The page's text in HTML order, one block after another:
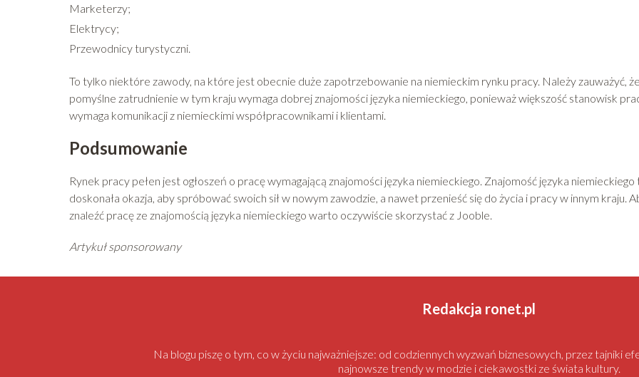
Marketerzy;
Elektrycy;
Przewodnicy turystyczni.
To tylko niektóre zawody, na które jest obecnie duże zapotrzebowanie na niemieckim rynku pracy. Należy zauważyć,
pomyślne zatrudnienie w tym kraju wymaga dobrej znajomości języka niemieckiego, ponieważ większość stanowisk
wymaga komunikacji z niemieckimi współpracownikami i klientami.
Podsumowanie
Rynek pracy pełen jest ogłoszeń o pracę wymagającą znajomości języka niemieckiego. Znajomość języka niemieckiego
doskonała okazja, aby spróbować swoich sił w nowym zawodzie, a nawet przenieść się do życia i pracy w innym kraju.
znaleźć pracę ze znajomością języka niemieckiego warto oczywiście skorzystać z Jooble.
Artykuł sponsorowany
Redakcja ronet.pl
Na blogu piszę o tym, co w życiu najważniejsze: od codziennych wyzwań biznesowych, przez tajniki
najnowsze trendy w modzie i ciekawostki ze świata kultury.